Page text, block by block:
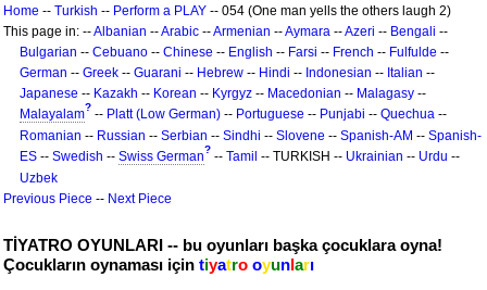
Home -- Turkish -- Perform a PLAY -- 054 (One man yells the others laugh 2)
This page in: --Albanian --Arabic --Armenian --Aymara --Azeri -- Bengali --
Bulgarian -- Cebuano -- Chinese -- English -- Farsi -- French -- Fulfulde --
German -- Greek -- Guarani -- Hebrew -- Hindi -- Indonesian -- Italian --
Japanese -- Kazakh -- Korean -- Kyrgyz -- Macedonian -- Malagasy --
Malayalam? -- Platt (Low German) -- Portuguese -- Punjabi -- Quechua --
Romanian -- Russian -- Serbian -- Sindhi -- Slovene -- Spanish-AM -- Spanish-
ES -- Swedish -- Swiss German? -- Tamil -- TURKISH -- Ukrainian -- Urdu --
Uzbek
Previous Piece -- Next Piece
TİYATRO OYUNLARI -- bu oyunları başka çocuklara oyna!
Çocukların oynaması için tiyatro oyunları